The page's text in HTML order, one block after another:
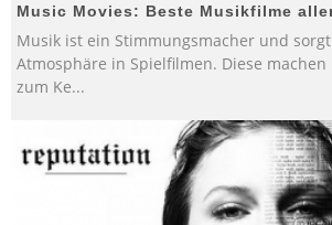
Music Movies: Beste Musikfilme
Musik ist ein Stimmungsmacher und
Atmosphäre in Spielfilmen. Diese
zum Ke...